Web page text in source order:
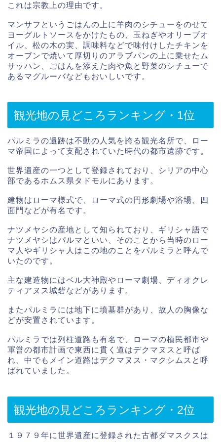
これは宗教上の理由です。
マンサフというごはんの上に羊肉のシチューをのせて
ヨーグルトソースをかけたもの、玉ねぎやオリーブオ
イル、松の木の実、調味料などで味付けしたチキンを
オーブンで焼いて厚切りのアラブパンの上に乗せたム
サッハン、ごはんを添えた肉や魚と野菜のシチューで
あるマグルーバなどもおいしいです。
観光地の見どころランキング・1位
パルミラの遺跡は不動の人気を誇る観光名所で、ロー
マ帝国によって支配されていた時代の都市遺跡です。
世界遺産の一つとして登録されており、シリアの中心
部であるホムス県タドモルにあります。
建物はローマ様式で、ローマ式の円形劇場や浴場、四
面門などが有名です。
ナツメヤシの産地として知られており、ギリシャ語で
ナツメヤシはパルマといい、そのことから当時のロー
マ人やギリシャ人はこの地のことをパルミラと呼んで
いたのです。
主な建造物にはベル大神殿やローマ劇場、ディオクレ
ティアヌス城砦などがあります。
またパルミラには地下に墳墓群があり、故人の胸像な
どが安置されています。
パルミラでは列柱道路も有名で、ローマの植民都市や
軍営の都市計画で東西に貫く道はデクマヌスと呼ば
れ、中でもメイン道路はデクマヌス・マクシムスと呼
ばれていました。
観光地の見どころランキング・2位
１９７９年に世界遺産に登録された古都ダマスクスは